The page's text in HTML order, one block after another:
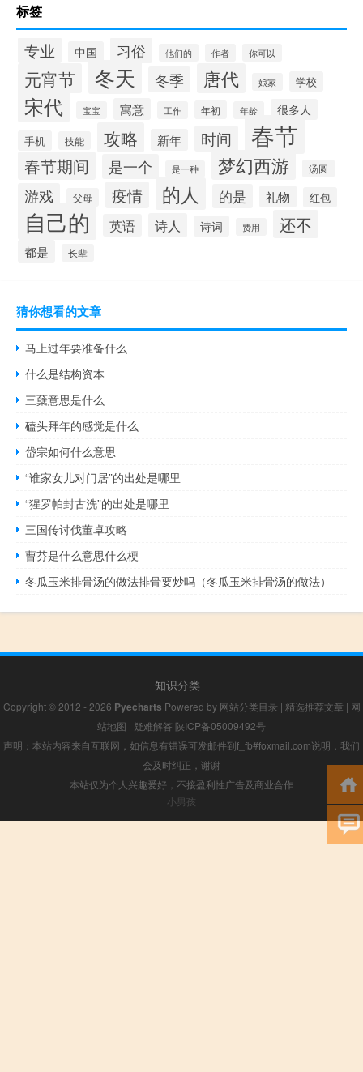
标签
专业 中国 习俗 他们的 作者 你可以
元宵节 冬天 冬季 唐代 娘家 学校
宋代 宝宝 寓意 工作 年初 年龄 很多人
手机 技能 攻略 新年 时间 春节
春节期间 是一个 是一种 梦幻西游 汤圆
游戏 父母 疫情 的人 的是 礼物 红包
自己的 英语 诗人 诗词 费用 还不
都是 长辈
猜你想看的文章
马上过年要准备什么
什么是结构资本
三蘖意思是什么
磕头拜年的感觉是什么
岱宗如何什么意思
“谁家女儿对门居”的出处是哪里
“猩罗帕封古洗”的出处是哪里
三国传讨伐董卓攻略
曹芬是什么意思什么梗
冬瓜玉米排骨汤的做法排骨要炒吗（冬瓜玉米排骨汤的做法）
知识分类
Copyright © 2012 - 2026 Pyecharts Powered by 网站分类目录 | 精选推荐文章 | 网
站地图 | 疑难解答 陕ICP备05009492号
声明：本站内容来自互联网，如信息有错误可发邮件到f_fb#foxmail.com说明，我们
会及时纠正，谢谢
本站仅为个人兴趣爱好，不接盈利性广告及商业合作
小男孩